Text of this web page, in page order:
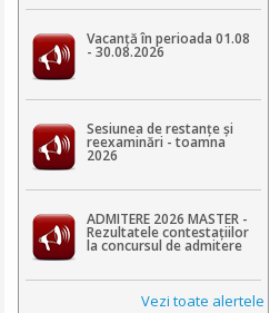
Vacanță în perioada 01.08
- 30.08.2026
Sesiunea de restanțe și
reexaminări - toamna
2026
ADMITERE 2026 MASTER -
Rezultatele contestaţiilor
la concursul de admitere
Vezi toate alertele